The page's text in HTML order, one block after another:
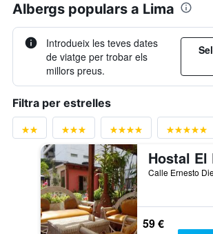
Albergs populars a Lima
Introdueix les teves dates
de viatge per trobar els
millors preus.
Filtra per estrelles
59 €